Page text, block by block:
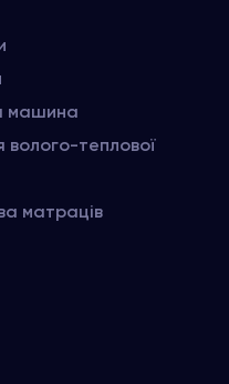
машина
теплової
матраців